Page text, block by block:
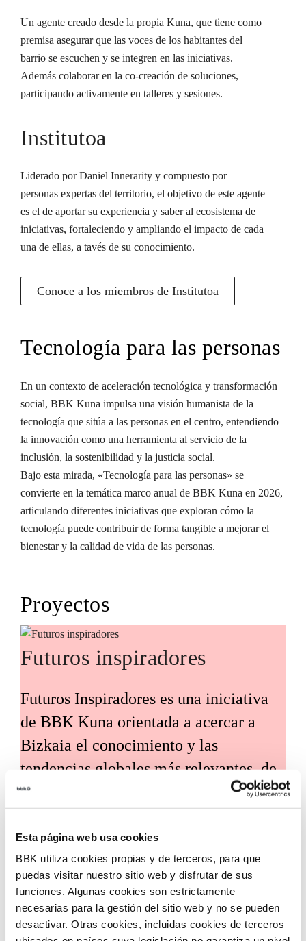
Esta página web usa cookies
BBK utiliza cookies propias y de terceros, para que
puedas visitar nuestro sitio web y disfrutar de sus
funciones. Algunas cookies son estrictamente
necesarias para la gestión del sitio web y no se pueden
desactivar. Otras cookies, incluidas cookies de terceros
Un agente creado desde la propia Kuna, que tiene como
premisa asegurar que las voces de los habitantes del
barrio se escuchen y se integren en las iniciativas.
Además colaborar en la co-creación de soluciones,
participando activamente en talleres y sesiones.
Institutoa
Liderado por Daniel Innerarity y compuesto por
personas expertas del territorio, el objetivo de este agente
es el de aportar su experiencia y saber al ecosistema de
iniciativas, fortaleciendo y ampliando el impacto de cada
una de ellas, a tavés de su conocimiento.
Conoce a los miembros de Institutoa
Tecnología para las personas
En un contexto de aceleración tecnológica y transformación
social, BBK Kuna impulsa una visión humanista de la
tecnología que sitúa a las personas en el centro, entendiendo
la innovación como una herramienta al servicio de la
inclusión, la sostenibilidad y la justicia social.
Bajo esta mirada, «Tecnología para las personas» se
convierte en la temática marco anual de BBK Kuna en 2026,
articulando diferentes iniciativas que exploran cómo la
tecnología puede contribuir de forma tangible a mejorar el
bienestar y la calidad de vida de las personas.
Proyectos
Futuros inspiradores
Futuros Inspiradores es una iniciativa
de BBK Kuna orientada a acercar a
Bizkaia el conocimiento y las
tendencias globales más relevantes, de
la mano de expertos y voces
internacionales de referencia. Su
propósito es traducir estos análisis en
claves útiles para el desarrollo social,
económico y tecnológico del territorio.